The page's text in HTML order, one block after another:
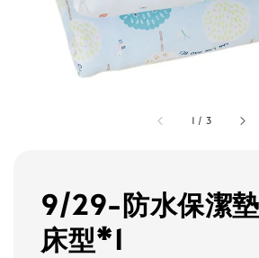
1 / 3
9/29-防水保潔
床型*1